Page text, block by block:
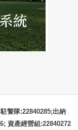
駐警隊:22840285;出納
資產經營組:22840272